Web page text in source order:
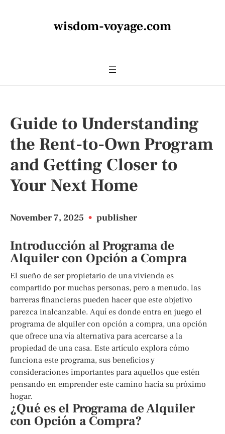
wisdom-voyage.com
Guide to Understanding
the Rent-to-Own Program
and Getting Closer to
Your Next Home
November 7, 2025 • publisher
Introducción al Programa de
Alquiler con Opción a Compra
El sueño de ser propietario de una vivienda es
compartido por muchas personas, pero a menudo, las
barreras financieras pueden hacer que este objetivo
parezca inalcanzable. Aquí es donde entra en juego el
programa de alquiler con opción a compra, una opción
que ofrece una vía alternativa para acercarse a la
propiedad de una casa. Este artículo explora cómo
funciona este programa, sus beneficios y
consideraciones importantes para aquellos que estén
pensando en emprender este camino hacia su próximo
hogar.
¿Qué es el Programa de Alquiler
con Opción a Compra?